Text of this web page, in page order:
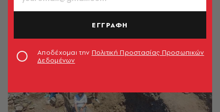
ΕΓΓΡΑΦΗ
Αποδέχομαι την Πολιτική Προστασίας Προσωπικών
Δεδομένων